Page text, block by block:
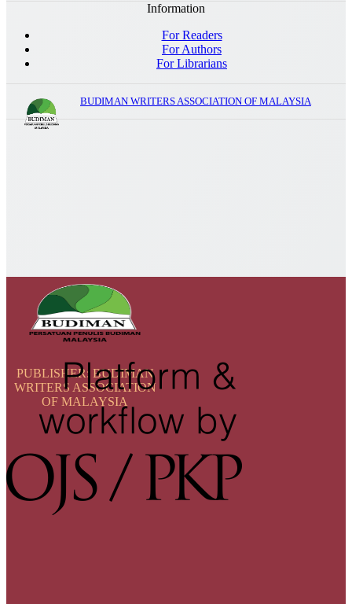
Information
For Readers
For Authors
For Librarians
BUDIMAN WRITERS ASSOCIATION OF MALAYSIA
PUBLISHER: BUDIMAN
WRITERS ASSOCIATION
OF MALAYSIA